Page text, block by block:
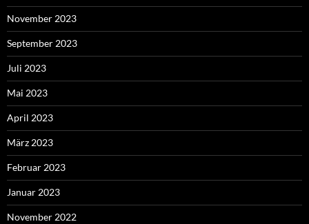
November 2023
September 2023
Juli 2023
Mai 2023
April 2023
März 2023
Februar 2023
Januar 2023
November 2022